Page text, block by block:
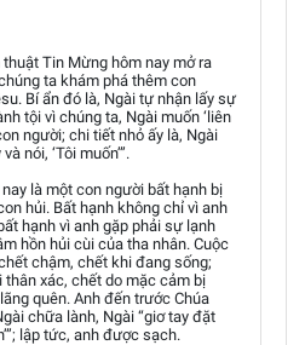
Tin Mừng hôm nay mở ra
ta khám phá thêm con
Bí ẩn đó là, Ngài tự nhận lấy sự
tội vì chúng ta, Ngài muốn ‘liên
người; chi tiết nhỏ ấy là, Ngài
nói, ‘Tôi muốn’”.
là một con người bất hạnh bị
hủi. Bất hạnh không chỉ vì anh
hạnh vì anh gặp phải sự lạnh
hồn hủi cùi của tha nhân. Cuộc
chậm, chết khi đang sống;
thân xác, chết do mặc cảm bị
quên. Anh đến trước Chúa
chữa lành, Ngài “giơ tay đặt
lập tức, anh được sạch.